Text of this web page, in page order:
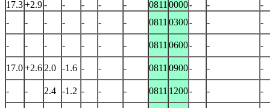
17.3+2.9- - - - - 0811 0000- -
-
-
- - - - - - 0811 0300- - -
- - - - - - - 0811 0600- - -
17.0+2.6 2.0 -1.6 - - - 0811 0900- - -
- - 2.4 -1.2 - - - 0811 1200- - -